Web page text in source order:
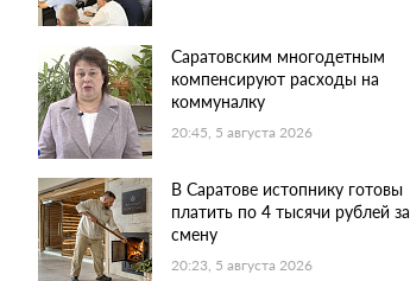
Саратовским многодетным
компенсируют расходы на
коммуналку
20:45, 5 августа 2026
В Саратове истопнику готовы
платить по 4 тысячи рублей за
смену
20:23, 5 августа 2026